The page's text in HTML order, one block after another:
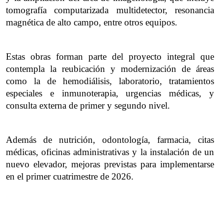
tomografía computarizada multidetector, resonancia
magnética de alto campo, entre otros equipos.
Estas obras forman parte del proyecto integral que
contempla la reubicación y modernización de áreas
como la de hemodiálisis, laboratorio, tratamientos
especiales e inmunoterapia, urgencias médicas, y
consulta externa de primer y segundo nivel.
Además de nutrición, odontología, farmacia, citas
médicas, oficinas administrativas y la instalación de un
nuevo elevador, mejoras previstas para implementarse
en el primer cuatrimestre de 2026.